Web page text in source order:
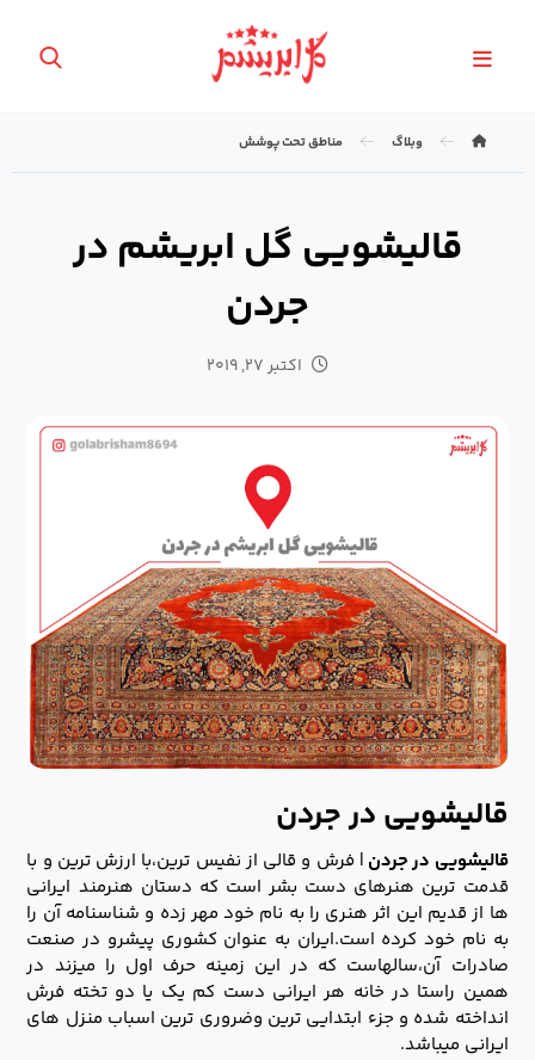
وبلاگ مناطق تحت پوشش
قالیشویی گل ابریشم در
جردن
اکتبر ۲۷, ۲۰۱۹
قالیشویی در جردن
قالیشویی در جردن | فرش و قالی از نفیس ترین،با ارزش ترین و با
قدمت ترین هنرهای دست بشر است که دستان هنرمند ایرانی
ها از قدیم این اثر هنری را به نام خود مهر زده و شناسنامه آن را
به نام خود کرده است.ایران به عنوان کشوری پیشرو در صنعت
صادرات آن،سالهاست که در این زمینه حرف اول را میزند در
همین راستا در خانه هر ایرانی دست کم یک یا دو تخته فرش
انداخته شده و جزء ابتدایی ترین وضروری ترین اسباب منزل های
ایرانی میباشد.